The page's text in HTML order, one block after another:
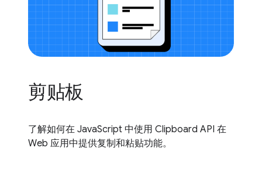
剪贴板
了解如何在 JavaScript 中使用 Clipboard API 在
Web 应用中提供复制和粘贴功能。